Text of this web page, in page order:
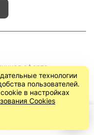
оферта
технологии
пользователей.
в настройках
Cookies